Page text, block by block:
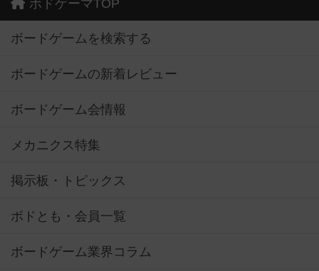
ボドゲーマTOP
ボードゲームを検索する
ボードゲームの新着レビュー
ボードゲーム会情報
メカニクス特集
掲示板・トピックス
ボドとも・会員一覧
ボードゲーム業界コラム